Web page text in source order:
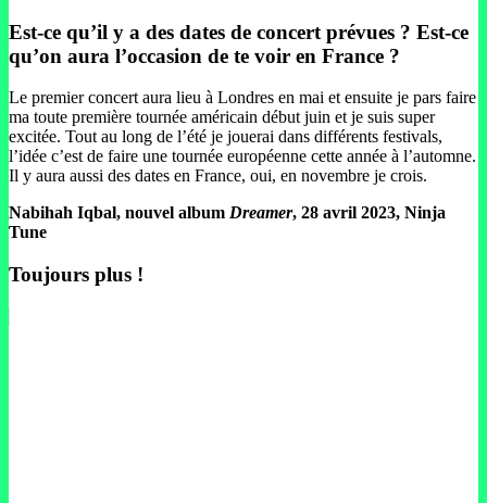
Est-ce qu’il y a des dates de concert prévues ? Est-ce
qu’on aura l’occasion de te voir en France ?
Le premier concert aura lieu à Londres en mai et ensuite je pars faire
ma toute première tournée américain début juin et je suis super
excitée. Tout au long de l’été je jouerai dans différents festivals,
l’idée c’est de faire une tournée européenne cette année à l’automne.
Il y aura aussi des dates en France, oui, en novembre je crois.
Nabihah Iqbal, nouvel album Dreamer, 28 avril 2023, Ninja
Tune
Toujours plus !